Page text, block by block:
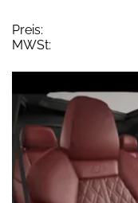
Preis:
MWSt: